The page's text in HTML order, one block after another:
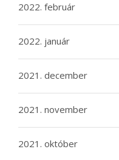
2022. február
2022. január
2021. december
2021. november
2021. október